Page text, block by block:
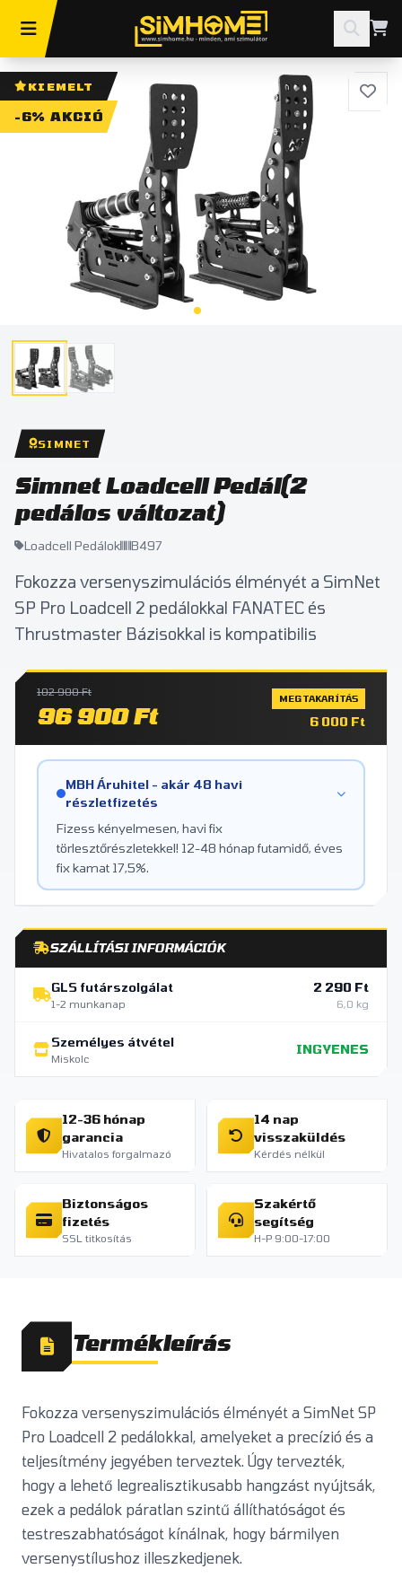
KIEMELT
-6% AKCIÓ
SIMNET
Simnet Loadcell Pedál(2
pedálos változat)
Loadcell Pedálok B497
Fokozza versenyszimulációs élményét a SimNet
SP Pro Loadcell 2 pedálokkal FANATEC és
Thrustmaster Bázisokkal is kompatibilis
102 900 Ft
96 900 Ft
MEGTAKARÍTÁS
6 000 Ft
MBH Áruhitel - akár 48 havi
részletfizetés
Fizess kényelmesen, havi fix
törlesztőrészletekkel! 12-48 hónap futamidő, éves
fix kamat 17,5%.
SZÁLLÍTÁSI INFORMÁCIÓK
GLS futárszolgálat
1-2 munkanap
2 290 Ft
6,0 kg
Személyes átvétel
Miskolc
INGYENES
12-36 hónap
garancia
Hivatalos forgalmazó
14 nap
visszaküldés
Kérdés nélkül
Biztonságos
fizetés
SSL titkosítás
Szakértő
segítség
H-P 9:00-17:00
Termékleírás
Fokozza versenyszimulációs élményét a SimNet SP
Pro Loadcell 2 pedálokkal, amelyeket a precízió és a
teljesítmény jegyében terveztek. Úgy tervezték,
hogy a lehető legrealisztikusabb hangzást nyújtsák,
ezek a pedálok páratlan szintű állíthatóságot és
testreszabhatóságot kínálnak, hogy bármilyen
versenystílushoz illeszkedjenek.